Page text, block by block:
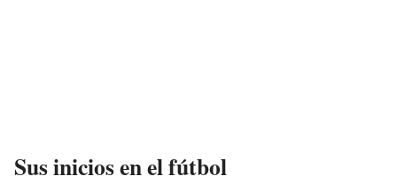
Sus inicios en el fútbol